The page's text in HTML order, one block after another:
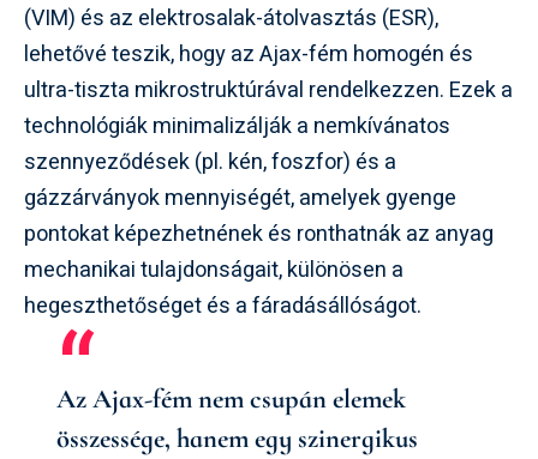
(VIM) és az elektrosalak-átolvasztás (ESR),
lehetővé teszik, hogy az Ajax-fém homogén és
ultra-tiszta mikrostruktúrával rendelkezzen. Ezek a
technológiák minimalizálják a nemkívánatos
szennyeződések (pl. kén, foszfor) és a
gázzárványok mennyiségét, amelyek gyenge
pontokat képezhetnének és ronthatnák az anyag
mechanikai tulajdonságait, különösen a
hegeszthetőséget és a fáradásállóságot.
Az Ajax-fém nem csupán elemek
összessége, hanem egy szinergikus